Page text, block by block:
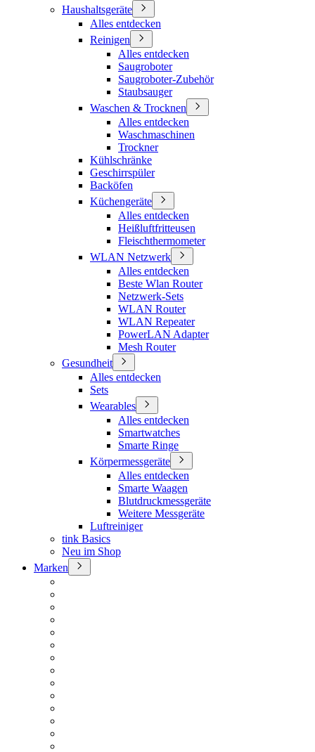
Haushaltsgeräte
Alles entdecken
Reinigen
Alles entdecken
Saugroboter
Saugroboter-Zubehör
Staubsauger
Waschen & Trocknen
Alles entdecken
Waschmaschinen
Trockner
Kühlschränke
Geschirrspüler
Backöfen
Küchengeräte
Alles entdecken
Heißluftfritteusen
Fleischthermometer
WLAN Netzwerk
Alles entdecken
Beste Wlan Router
Netzwerk-Sets
WLAN Router
WLAN Repeater
PowerLAN Adapter
Mesh Router
Gesundheit
Alles entdecken
Sets
Wearables
Alles entdecken
Smartwatches
Smarte Ringe
Körpermessgeräte
Alles entdecken
Smarte Waagen
Blutdruckmessgeräte
Weitere Messgeräte
Luftreiniger
tink Basics
Neu im Shop
Marken